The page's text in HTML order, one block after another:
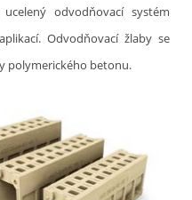
odvodňovací systém
Odvodňovací žlaby se
polymerického betonu.